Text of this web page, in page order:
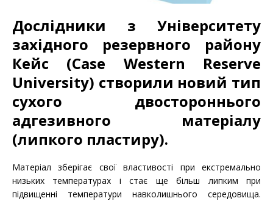
Дослідники з Університету
західного резервного району
Кейс (Case Western Reserve
University) створили новий тип
сухого двостороннього
адгезивного матеріалу
(липкого пластиру).
Матеріал зберігає свої властивості при екстремально
низьких температурах і стає ще більш липким при
підвищенні температури навколишнього середовища.